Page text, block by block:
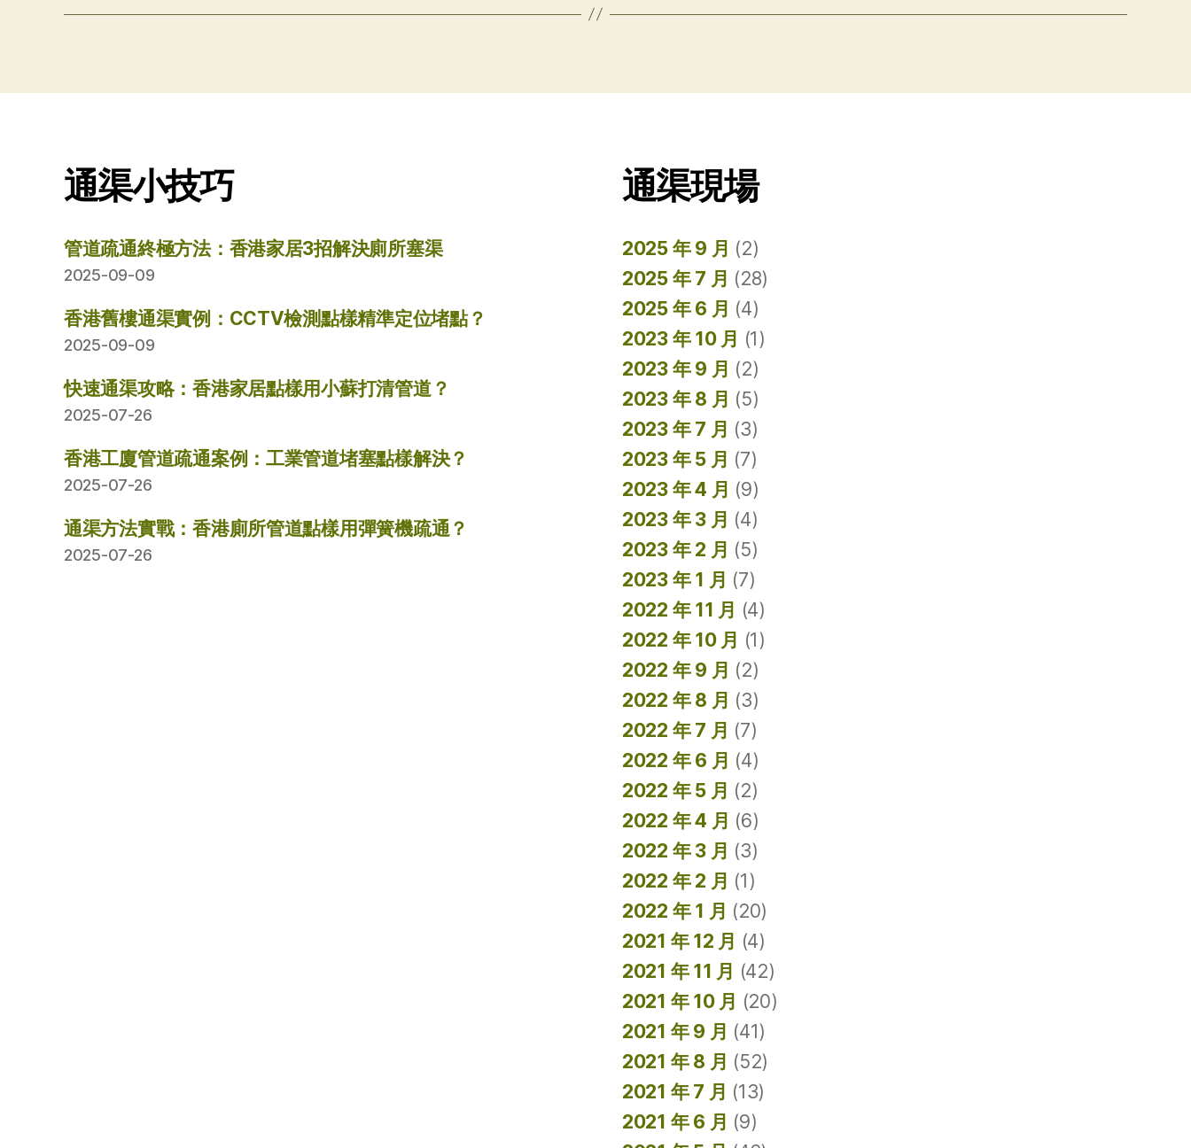
通渠小技巧
管道疏通終極方法：香港家居3招解決廁所塞渠
2025-09-09
香港舊樓通渠實例：CCTV檢測點樣精準定位堵點？
2025-09-09
快速通渠攻略：香港家居點樣用小蘇打清管道？
2025-07-26
香港工廈管道疏通案例：工業管道堵塞點樣解決？
2025-07-26
通渠方法實戰：香港廁所管道點樣用彈簧機疏通？
2025-07-26
通渠現場
2025 年 9 月 (2)
2025 年 7 月 (28)
2025 年 6 月 (4)
2023 年 10 月 (1)
2023 年 9 月 (2)
2023 年 8 月 (5)
2023 年 7 月 (3)
2023 年 5 月 (7)
2023 年 4 月 (9)
2023 年 3 月 (4)
2023 年 2 月 (5)
2023 年 1 月 (7)
2022 年 11 月 (4)
2022 年 10 月 (1)
2022 年 9 月 (2)
2022 年 8 月 (3)
2022 年 7 月 (7)
2022 年 6 月 (4)
2022 年 5 月 (2)
2022 年 4 月 (6)
2022 年 3 月 (3)
2022 年 2 月 (1)
2022 年 1 月 (20)
2021 年 12 月 (4)
2021 年 11 月 (42)
2021 年 10 月 (20)
2021 年 9 月 (41)
2021 年 8 月 (52)
2021 年 7 月 (13)
2021 年 6 月 (9)